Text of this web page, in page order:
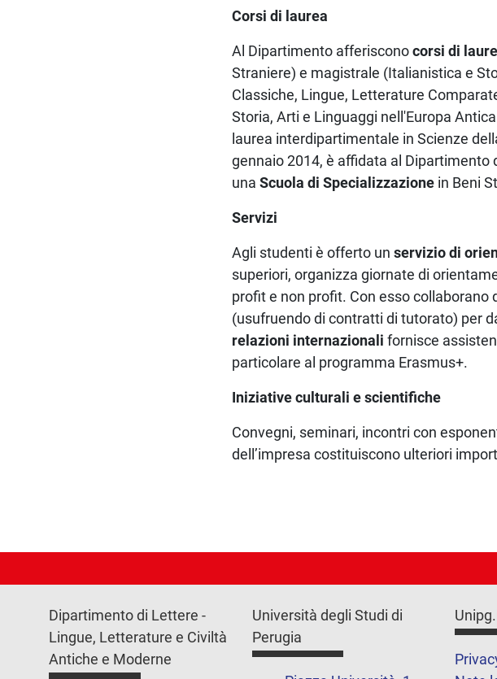
Corsi di laurea
Al Dipartimento afferisconocorsi di
Straniere) e magistrale (Italianistica e
Classiche, Lingue, Letterature
Storia, Arti e Linguaggi nell'Europa
laurea interdipartimentale in Scienze
gennaio 2014, è affidata al
unaScuola di Specializzazione in Beni
Servizi
Agli studenti è offerto unservizio di
superiori, organizza giornate di
profit e non profit. Con esso
(usufruendo di contratti di tutorato) per
relazioni internazionali fornisce
particolare al programma Erasmus+.
Iniziative culturali e scientifiche
Convegni, seminari, incontri con
dell’impresa costituiscono ulteriori
Dipartimento di Lettere -
Lingue, Letterature e Civiltà
Antiche e Moderne
Università degli Studi di
Perugia